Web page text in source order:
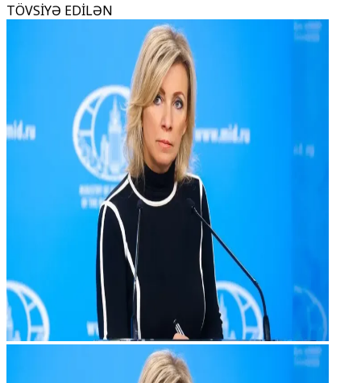
TÖVSİYƏ EDİLƏN